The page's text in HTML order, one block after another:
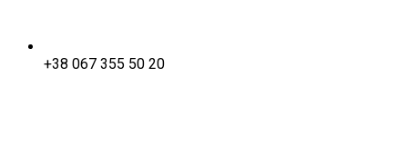
+38 067 355 50 20